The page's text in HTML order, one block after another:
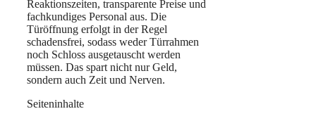
Reaktionszeiten, transparente Preise und
fachkundiges Personal aus. Die
Türöffnung erfolgt in der Regel
schadensfrei, sodass weder Türrahmen
noch Schloss ausgetauscht werden
müssen. Das spart nicht nur Geld,
sondern auch Zeit und Nerven.
Seiteninhalte